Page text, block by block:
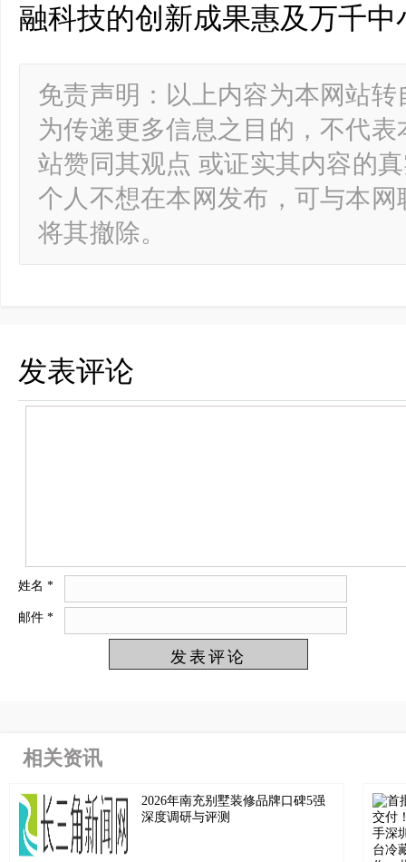
融科技的创新成果惠及万千中
免责声明：以上内容为本网站
为传递更多信息之目的，不代
站赞同其观点 或证实其内容的
个人不想在本网发布，可与本
将其撤除。
发表评论
姓名 *
邮件 *
相关资讯
2026年南充别墅装修品牌口碑5强
深度调研与评测